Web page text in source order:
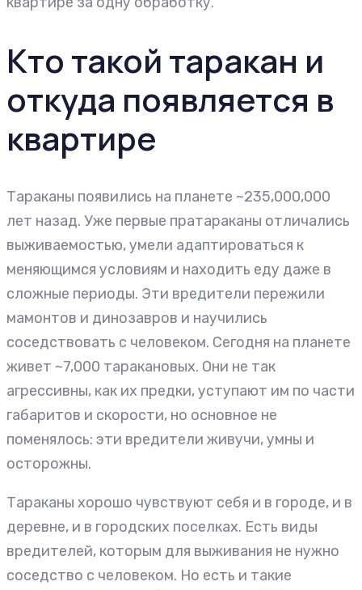
Кто такой таракан и
откуда появляется в
квартире
Тараканы появились на планете ~235,000,000
лет назад. Уже первые пратараканы отличались
выживаемостью, умели адаптироваться к
меняющимся условиям и находить еду даже в
сложные периоды. Эти вредители пережили
мамонтов и динозавров и научились
соседствовать с человеком. Сегодня на планете
живет ~7,000 таракановых. Они не так
агрессивны, как их предки, уступают им по части
габаритов и скорости, но основное не
поменялось: эти вредители живучи, умны и
осторожны.
Тараканы хорошо чувствуют себя и в городе, и в
деревне, и в городских поселках. Есть виды
вредителей, которым для выживания не нужно
соседство с человеком. Но есть и такие